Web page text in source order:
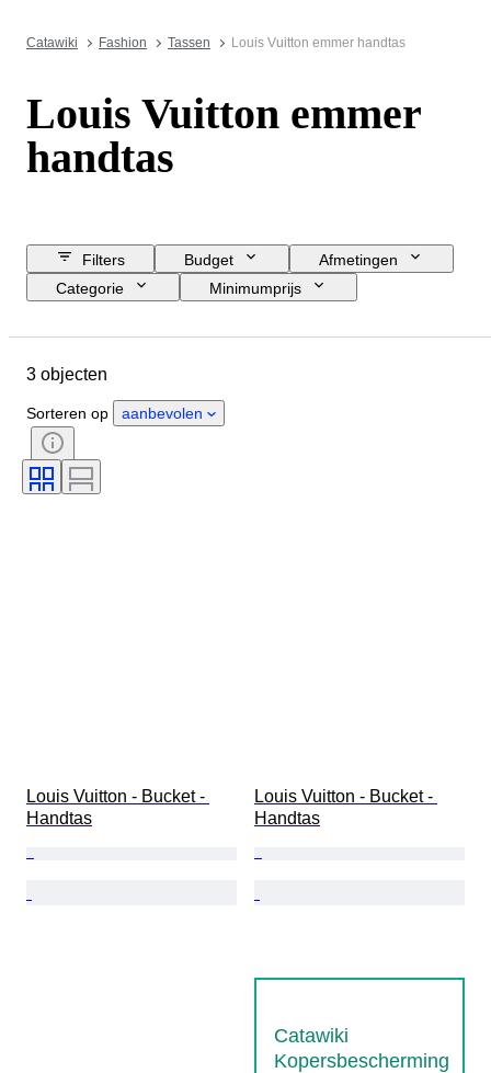
Catawiki Fashion Tassen Louis Vuitton emmer handtas
Louis Vuitton emmer
handtas
Filters Budget
Afmetingen
Categorie
Minimumprijs
Conditie
Model
3 objecten
Sorteren op aanbevolen
Louis Vuitton - Bucket -
Handtas
Louis Vuitton - Bucket -
Handtas
Catawiki
Kopersbescherming